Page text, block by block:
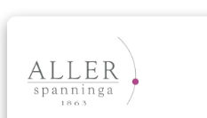
Ons aanbod
Trouwringen